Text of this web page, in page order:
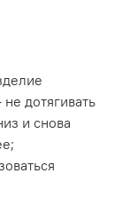
дотягивать
и снова